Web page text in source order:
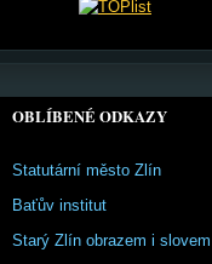
OBLÍBENÉ ODKAZY
Statutární město Zlín
Baťův institut
Starý Zlín obrazem i slovem